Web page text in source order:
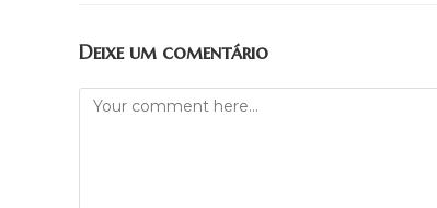
Deixe um comentário